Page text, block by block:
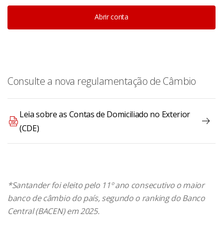
Abrir conta
Consulte a nova regulamentação de Câmbio
Leia sobre as Contas de Domiciliado no Exterior
(CDE)
*Santander foi eleito pelo 11º ano consecutivo o maior
banco de câmbio do país, segundo o ranking do Banco
Central (BACEN) em 2025.